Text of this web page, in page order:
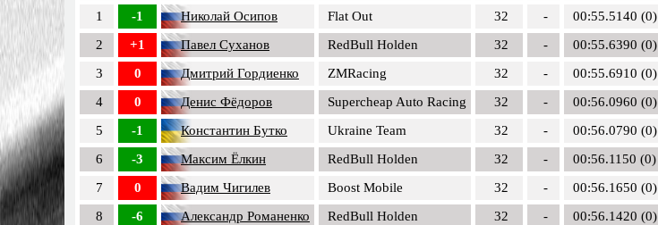
1 -1 Николай Осипов Flat Out 32 - 00:55.5140 (0)
2
+1 Павел Суханов RedBull Holden 32 - 00:55.6390 (0)
3
0 Дмитрий Гордиенко ZMRacing 32 - 00:55.6910 (0)
4
0 Денис Фёдоров Supercheap Auto Racing 32 - 00:56.0960 (0)
5
-1 Константин Бутко Ukraine Team 32 - 00:56.0790 (0)
6
-3 Максим Ёлкин RedBull Holden 32 - 00:56.1150 (0)
7
0 Вадим Чигилев Boost Mobile 32 - 00:56.1650 (0)
8
-6 Александр Романенко RedBull Holden 32 - 00:56.1420 (0)